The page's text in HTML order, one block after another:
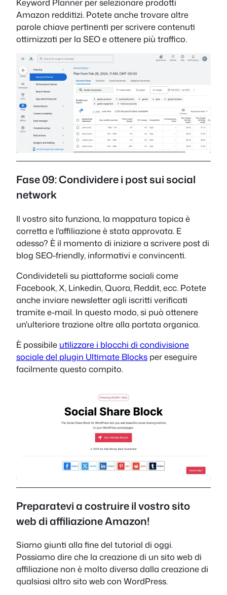
Amazon redditizi. Potete anche trovare altre
parole chiave pertinenti per scrivere contenuti
ottimizzati per la SEO e ottenere più traffico.
Fase 09: Condividere i post sui social
network
Il vostro sito funziona, la mappatura topica è
corretta e l'affiliazione è stata approvata. E
adesso? È il momento di iniziare a scrivere post di
blog SEO-friendly, informativi e convincenti.
Condivideteli su piattaforme sociali come
Facebook, X, Linkedin, Quora, Reddit, ecc. Potete
anche inviare newsletter agli iscritti verificati
tramite e-mail. In questo modo, si può ottenere
un'ulteriore trazione oltre alla portata organica.
È possibile utilizzare i blocchi di condivisione
sociale del plugin Ultimate Blocks per eseguire
facilmente questo compito.
Preparatevi a costruire il vostro sito
web di affiliazione Amazon!
Siamo giunti alla fine del tutorial di oggi.
Possiamo dire che la creazione di un sito web di
affiliazione non è molto diversa dalla creazione di
qualsiasi altro sito web con WordPress.